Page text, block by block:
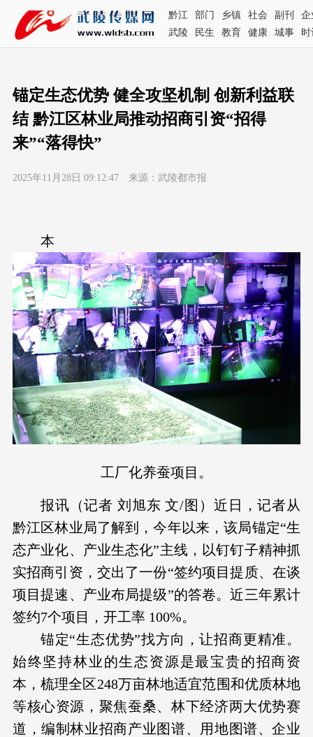
黔江 部门 乡镇 社会 副刊
企
武陵
民生 教育 健康 城事 时
锚定生态优势 健全攻坚机制 创新利益联
结 黔江区林业局推动招商引资“招得
来”“落得快”
2025年11月28日 09:12:47 来源：武陵都市报
本
工厂化养蚕项目。
报讯（记者 刘旭东 文/图）近日，记者从
黔江区林业局了解到，今年以来，该局锚定“生
态产业化、产业生态化”主线，以钉钉子精神抓
实招商引资，交出了一份“签约项目提质、在谈
项目提速、产业布局提级”的答卷。近三年累计
签约7个项目，开工率 100%。
锚定“生态优势”找方向，让招商更精准。
始终坚持林业的生态资源是最宝贵的招商资
本，梳理全区248万亩林地适宜范围和优质林地
等核心资源，聚焦蚕桑、林下经济两大优势赛
道，编制林业招商产业图谱、用地图谱、企业